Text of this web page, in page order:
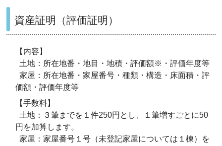
資産証明（評価証明）
【内容】
土地：所在地番・地目・地積・評価額※・評価年度等
家屋：所在地番・家屋番号・種類・構造・床面積・評
価額・評価年度等
【手数料】
土地：３筆までを１件250円とし、１筆増すごとに50
円を加算します。
家屋：家屋番号１号（未登記家屋については１棟）を